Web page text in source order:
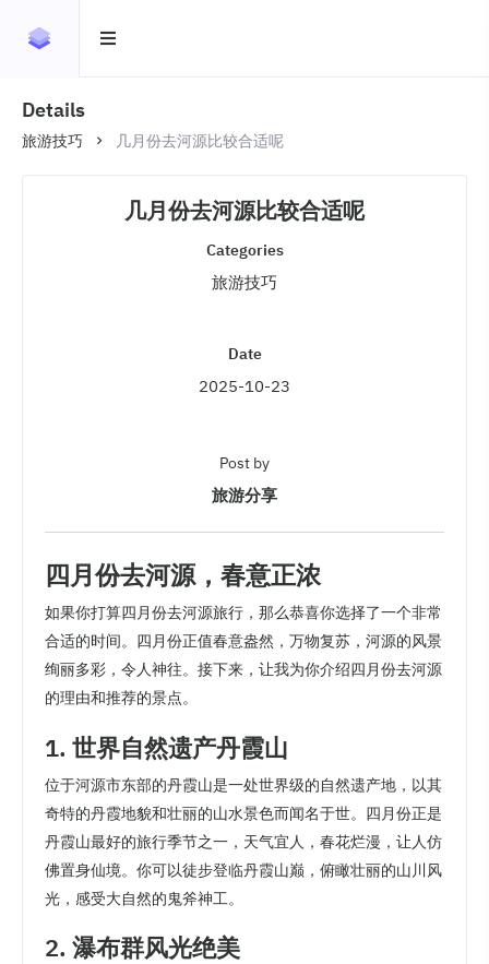
Details
旅游技巧 几月份去河源比较合适呢
几月份去河源比较合适呢
Categories
旅游技巧
Date
2025-10-23
Post by
旅游分享
四月份去河源，春意正浓
如果你打算四月份去河源旅行，那么恭喜你选择了一个非常
合适的时间。四月份正值春意盎然，万物复苏，河源的风景
绚丽多彩，令人神往。接下来，让我为你介绍四月份去河源
的理由和推荐的景点。
1. 世界自然遗产丹霞山
位于河源市东部的丹霞山是一处世界级的自然遗产地，以其
奇特的丹霞地貌和壮丽的山水景色而闻名于世。四月份正是
丹霞山最好的旅行季节之一，天气宜人，春花烂漫，让人仿
佛置身仙境。你可以徒步登临丹霞山巅，俯瞰壮丽的山川风
光，感受大自然的鬼斧神工。
2. 瀑布群风光绝美